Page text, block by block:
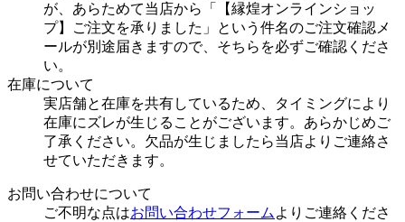
が、あらためて当店から「【縁煌オンラインショッ
プ】ご注文を承りました」という件名のご注文確認メ
ールが別途届きますので、そちらを必ずご確認くださ
い。
在庫について
実店舗と在庫を共有しているため、タイミングにより
在庫にズレが生じることがございます。あらかじめご
了承ください。欠品が生じましたら当店よりご連絡さ
せていただきます。
お問い合わせについて
ご不明な点はお問い合わせフォームよりご連絡くださ